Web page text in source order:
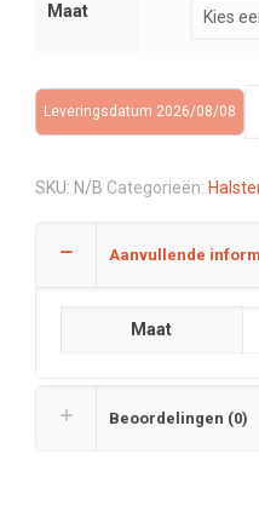
Maat
Leveringsdatum 2026/08/08
SKU: N/B Categorieën:
Aanvullende
Maat
Beoordelingen (0)